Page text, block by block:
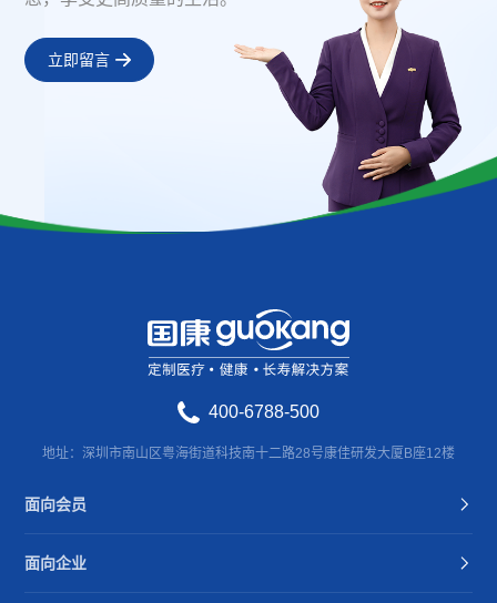
立即留言
400-6788-500
地址：深圳市南山区粤海街道科技南十二路28号康佳研发大厦B座12楼
面向会员
面向企业